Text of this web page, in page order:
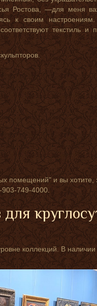
Ростова, —для меня
к своим
текстиль и
помещений" и вы хотите,
749-4000.
коллекций. В